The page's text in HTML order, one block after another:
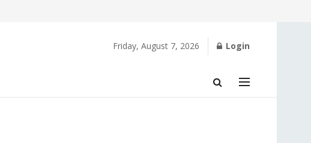
Friday, August 7, 2026 Login